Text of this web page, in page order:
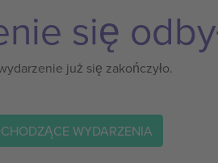
się
już się zakończyło.
WYDARZENIA